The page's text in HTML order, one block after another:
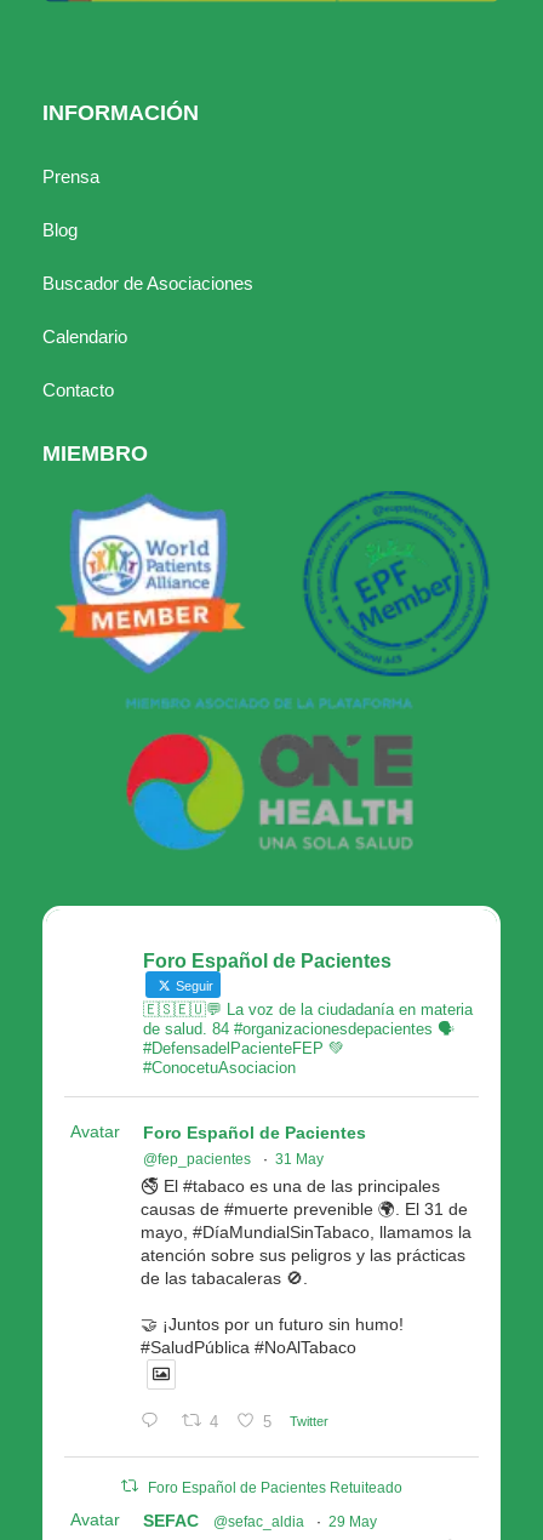
INFORMACIÓN
Prensa
Blog
Buscador de Asociaciones
Calendario
Contacto
MIEMBRO
Foro Español de Pacientes
Seguir
🇪🇸🇪🇺💬 La voz de la ciudadanía en materia
de salud. 84 #organizacionesdepacientes 🗣
#DefensadelPacienteFEP 💚
#ConocetuAsociacion
Avatar Foro Español de Pacientes
@fep_pacientes · 31 May
🚭 El #tabaco es una de las principales
causas de #muerte prevenible 🌍. El 31 de
mayo, #DíaMundialSinTabaco, llamamos la
atención sobre sus peligros y las prácticas
de las tabacaleras 🚫.
🤝 ¡Juntos por un futuro sin humo!
#SaludPública #NoAlTabaco
4 5 Twitter
Foro Español de Pacientes Retuiteado
Avatar SEFAC @sefac_aldia · 29 May